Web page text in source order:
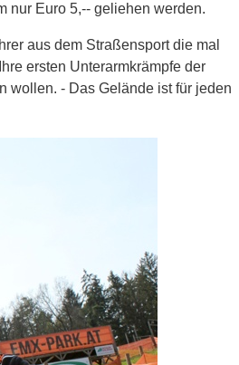
nur Euro 5,-- geliehen werden.
aus dem Straßensport die mal
ersten Unterarmkrämpfe der
wollen. - Das Gelände ist für jeden